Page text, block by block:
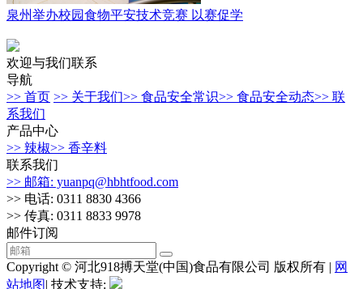
泉州举办校园食物平安技术竞赛 以赛促学
欢迎与我们联系
导航
>> 首页 >> 关于我们>> 食品安全常识>> 食品安全动态>> 联
系我们
产品中心
>> 辣椒>> 香辛料
联系我们
>> 邮箱: yuanpq@hbhtfood.com
>> 电话: 0311 8830 4366
>> 传真: 0311 8833 9978
邮件订阅
Copyright © 河北918搏天堂(中国)食品有限公司 版权所有 | 网
站地图| 技术支持: